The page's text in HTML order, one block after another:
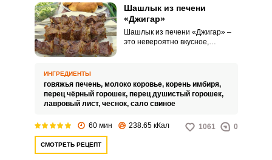
Шашлык из печени
«Джигар»
Шашлык из печени «Джигар» –
это невероятно вкусное,
праздничного стола. Чтобы
приготовить такое блюдо из
печени своими руками,
используйте наш проверенный
ИНГРЕДИЕНТЫ
говяжья печень, молоко коровье, корень имбиря,
перец чёрный горошек, перец душистый горошек,
лавровый лист, чеснок, сало свиное
60 мин 238.65 кКал 1061 0
СМОТРЕТЬ РЕЦЕПТ